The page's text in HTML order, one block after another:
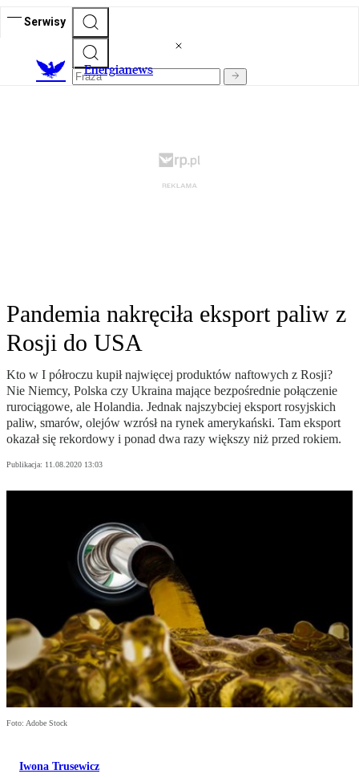
Serwisy
Energianews
Pandemia nakręciła eksport paliw z
Rosji do USA
Kto w I półroczu kupił najwięcej produktów naftowych z Rosji?
Nie Niemcy, Polska czy Ukraina mające bezpośrednie połączenie
rurociągowe, ale Holandia. Jednak najszybciej eksport rosyjskich
paliw, smarów, olejów wzrósł na rynek amerykański. Tam eksport
okazał się rekordowy i ponad dwa razy większy niż przed rokiem.
Publikacja: 11.08.2020 13:03
Foto: Adobe Stock
Iwona Trusewicz